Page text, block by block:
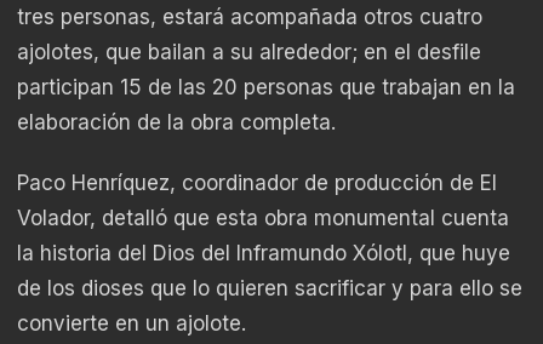
tres personas, estará acompañada otros cuatro
ajolotes, que bailan a su alrededor; en el desfile
participan 15 de las 20 personas que trabajan en la
elaboración de la obra completa.
Paco Henríquez, coordinador de producción de El
Volador, detalló que esta obra monumental cuenta
la historia del Dios del Inframundo Xólotl, que huye
de los dioses que lo quieren sacrificar y para ello se
convierte en un ajolote.